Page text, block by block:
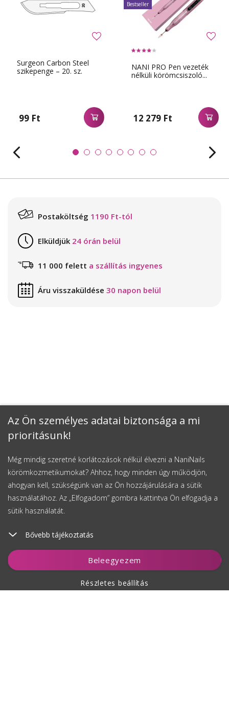
Az Ön személyes adatai biztonsága a mi
prioritásunk!
Még mindig szeretné korlátozások nélkül élvezni a NaniNails
körömkozmetikumokat? Ahhoz, hogy minden úgy működjön,
ahogyan kell, szükségünk van az Ön hozzájárulására a sütik
használatához. Az „Elfogadom” gombra kattintva Ön elfogadja a
sütik használatát.
Bővebb tájékoztatás
Beleegyezem
Részletes beállítás
Figyelés
Surgeon Carbon Steel
szikepenge – 20. sz.
99 Ft
NANI PRO Pen vezeték
nélküli körömcsiszoló...
12 279 Ft
Bestseller
Postaköltség 1190 Ft-tól
Elküldjük 24 órán belül
11 000 felett a szállítás ingyenes
Áru visszaküldése 30 napon belül